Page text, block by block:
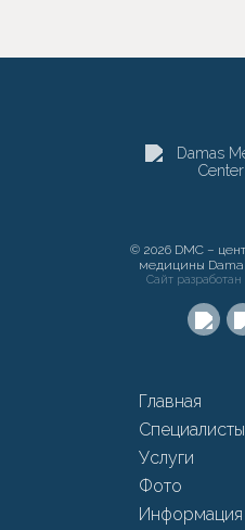
© 2026 DMC –
медицины
Сайт разработан
Главная
Специалисты
Услуги
Фото
Информация